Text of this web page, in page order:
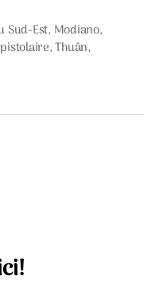
Sud-Est, Modiano,
,Thuân,